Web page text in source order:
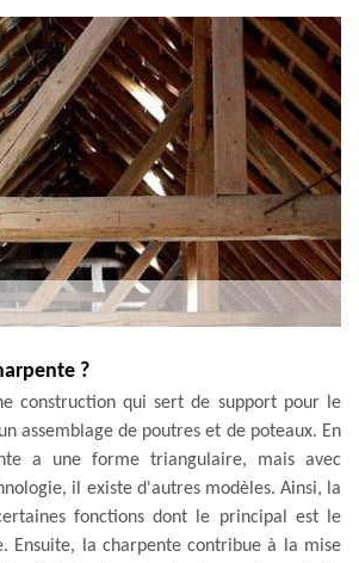
?
construction qui sert de support pour le
assemblage de poutres et de poteaux. En
a une forme triangulaire, mais avec
il existe d'autres modèles. Ainsi, la
fonctions dont le principal est le
Ensuite, la charpente contribue à la mise